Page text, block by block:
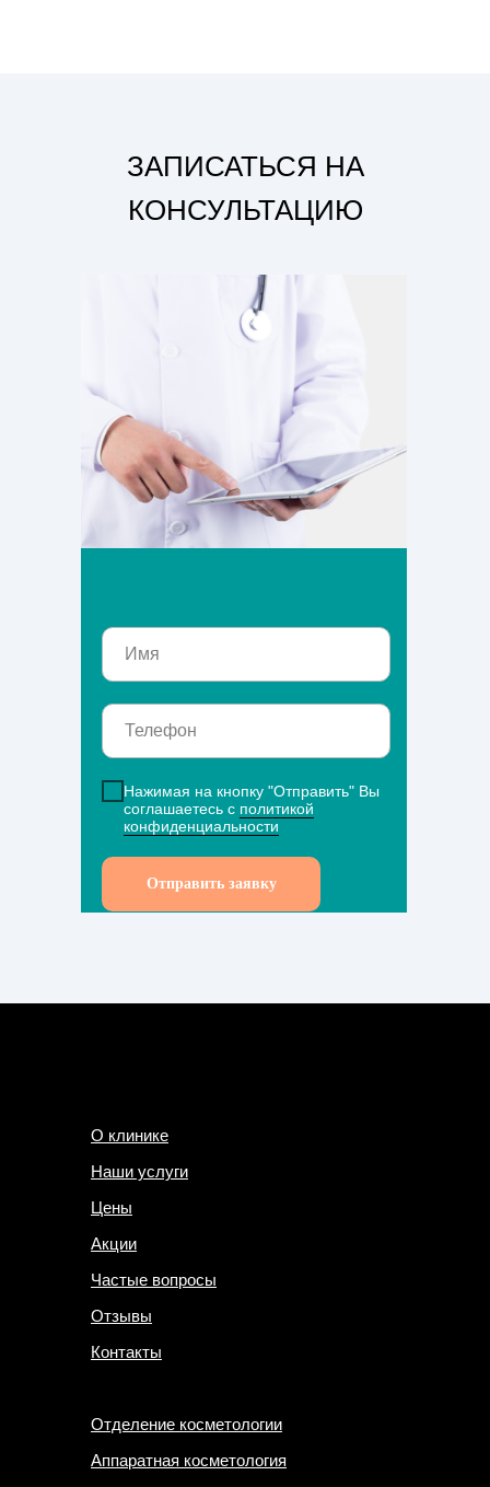
Нажимая на кнопку "Отправить" Вы
соглашаетесь с политикой
конфиденциальности
Отправить заявку
ЗАПИСАТЬСЯ НА
КОНСУЛЬТАЦИЮ
О клинике
Отделение косметологии
Отзывы
Цены
Акции
Частые вопросы
Контакты
Наши услуги
Аппаратная косметология